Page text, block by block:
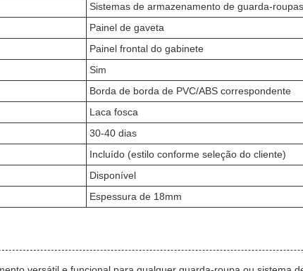
Sistemas de armazenamento de guarda-roupas
Painel de gaveta
Painel frontal do gabinete
Sim
Borda de borda de PVC/ABS correspondente
Laca fosca
30-40 dias
Incluído (estilo conforme seleção do cliente)
Disponível
Espessura de 18mm